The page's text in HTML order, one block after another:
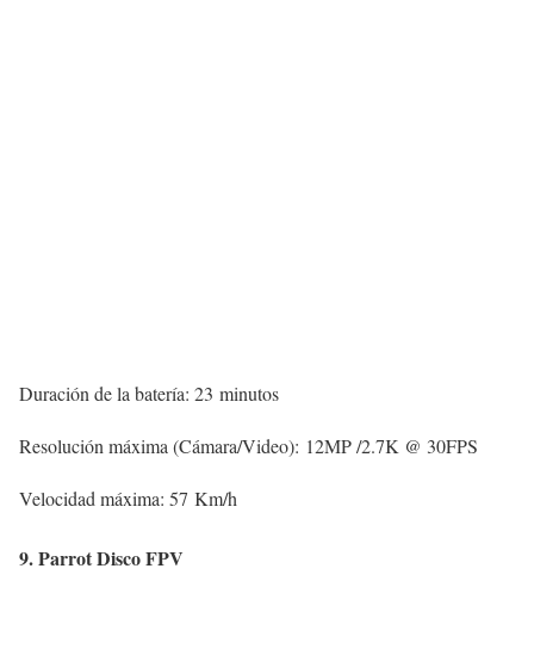
Duración de la batería: 23 minutos
Resolución máxima (Cámara/Video): 12MP /2.7K @ 30FPS
Velocidad máxima: 57 Km/h
9. Parrot Disco FPV